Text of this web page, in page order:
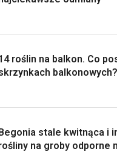
roślin na balkon. Co
balkonowych?
stale kwitnąca i
na groby odporne